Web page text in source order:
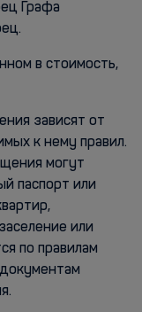
Графа
в стоимость,
зависят от
к нему правил.
могут
паспорт или
или
по правилам